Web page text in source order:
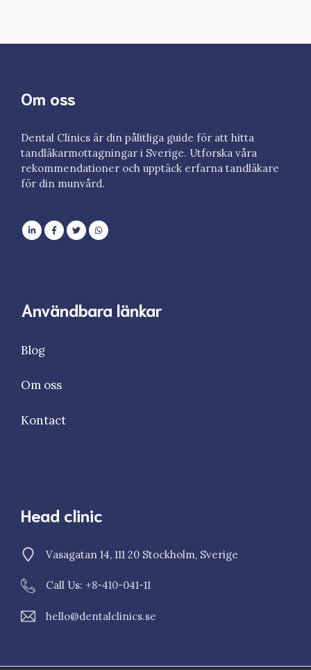
Om oss
Dental Clinics är din pålitliga guide för att hitta
tandläkarmottagningar i Sverige. Utforska våra
rekommendationer och upptäck erfarna tandläkare
för din munvård.
Användbara länkar
Blog
Om oss
Kontact
Head clinic
Vasagatan 14, 111 20 Stockholm, Sverige
Call Us: +8-410-041-11
hello@dentalclinics.se